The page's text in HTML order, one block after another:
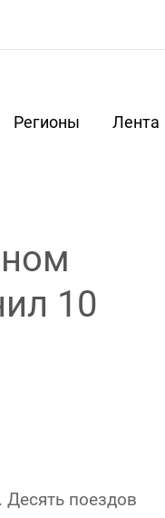
Регионы Лента
10
поездов